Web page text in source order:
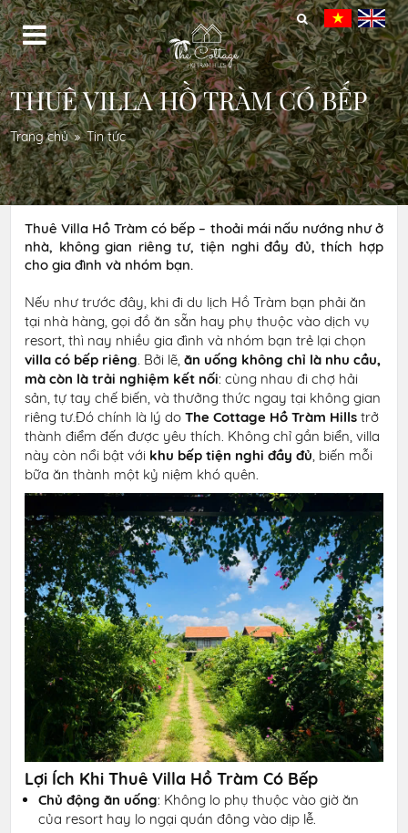
THUÊ VILLA HỒ TRÀM CÓ BẾP
Trang chủ Tin tức
Thuê Villa Hồ Tràm có bếp – thoải mái nấu nướng như ở
nhà, không gian riêng tư, tiện nghi đầy đủ, thích hợp
cho gia đình và nhóm bạn.
Nếu như trước đây, khi đi du lịch Hồ Tràm bạn phải ăn
tại nhà hàng, gọi đồ ăn sẵn hay phụ thuộc vào dịch vụ
resort, thì nay nhiều gia đình và nhóm bạn trẻ lại chọn
villa có bếp riêng. Bởi lẽ,ăn uống không chỉ là nhu cầu,
mà còn là trải nghiệm kết nối: cùng nhau đi chợ hải
sản, tự tay chế biến, và thưởng thức ngay tại không gian
riêng tư.Đó chính là lý doThe Cottage Hồ Tràm Hills trở
thành điểm đến được yêu thích. Không chỉ gần biển, villa
này còn nổi bật với khu bếp tiện nghi đầy đủ, biến mỗi
bữa ăn thành một kỷ niệm khó quên.
Lợi Ích Khi Thuê Villa Hồ Tràm Có Bếp
Chủ động ăn uống: Không lo phụ thuộc vào giờ ăn
của resort hay lo ngại quán đông vào dịp lễ.